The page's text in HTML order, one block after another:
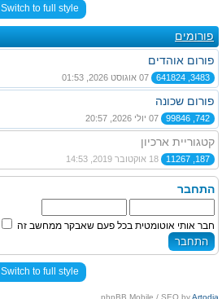
Switch to full style
פורומים
פורום אוהדים
3483, 641824
פורום שכונה
742, 99846
קטגוריית ארכיון
187, 11267
התחבר
חבר אותי אוטומטית בכל פעם שאבקר ממחשב זה
Switch to full style